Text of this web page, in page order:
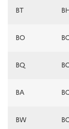
BT
BO
BQ
BA
BW